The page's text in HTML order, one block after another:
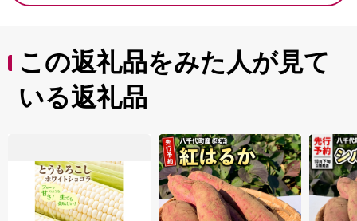
川」は奇跡の清流と呼ばれるほどの透明度で、リバーカ
て、川を下る鮎を独自の仕掛けで捕らえる「鮎やな」が
人気で、河畔の施設において鮎を炭火で塩焼きにする香
ばしい香りが日本の香り100選に選ばれております。そし
て何と言っても日向灘の恵み。延岡の海岸線は入り組ん
り、複雑な海岸線に黒潮が流れ込み、種類が豊富で身の
しまった魚介を育みます。
そんな「おいしいのべおか」から選りすぐった品々を、
ふるさと納税の返礼品としてお届けします。
海の幸・大地の恵み・延岡ならではの貴重な体験、その
この返礼品をみた人が見て
いる返礼品